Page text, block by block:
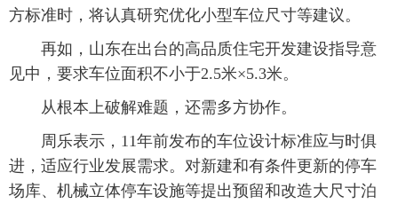
方标准时，将认真研究优化小型车位尺寸等建议。
再如，山东在出台的高品质住宅开发建设指导意
见中，要求车位面积不小于2.5米×5.3米。
从根本上破解难题，还需多方协作。
周乐表示，11年前发布的车位设计标准应与时俱
进，适应行业发展需求。对新建和有条件更新的停车
场库、机械立体停车设施等提出预留和改造大尺寸泊